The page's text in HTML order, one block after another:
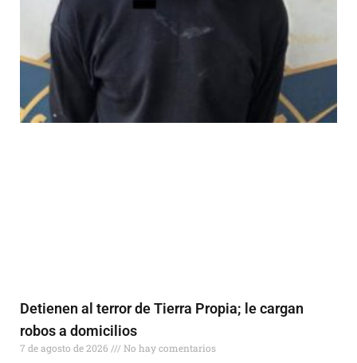
Detienen al terror de Tierra Propia; le cargan
robos a domicilios
7 de agosto de 2026 No hay comentarios